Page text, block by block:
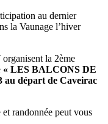
au dernier
la Vaunage l’hiver
la 2ème
« LES BALCONS DE
au départ de Caveirac
randonnée peut vous